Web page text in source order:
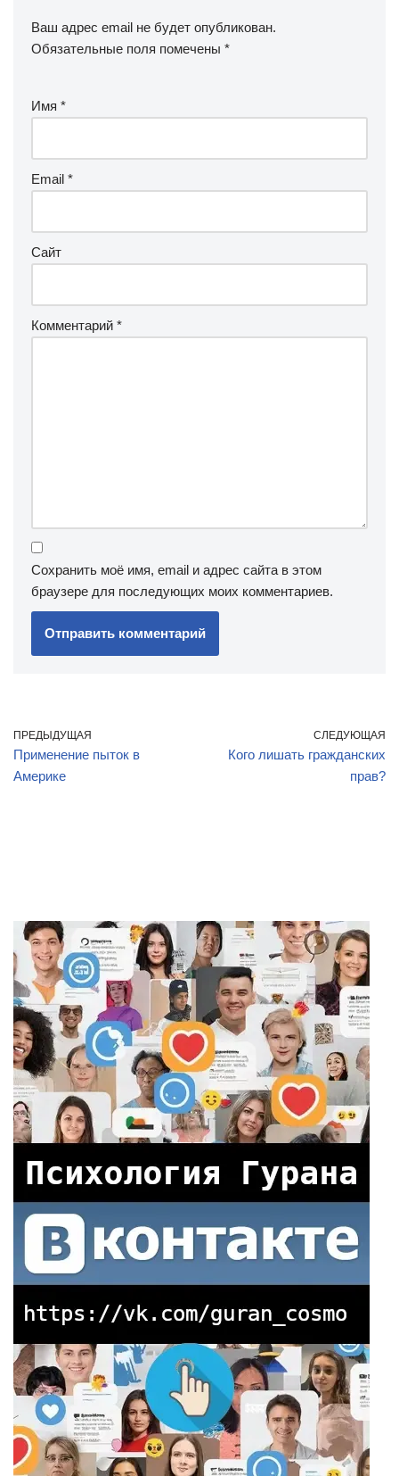
Ваш адрес email не будет опубликован.
Обязательные поля помечены *
Имя *
Email *
Сайт
Комментарий *
Сохранить моё имя, email и адрес сайта в этом
браузере для последующих моих комментариев.
ПРЕДЫДУЩАЯ
Применение пыток в
Америке
СЛЕДУЮЩАЯ
Кого лишать гражданских
прав?